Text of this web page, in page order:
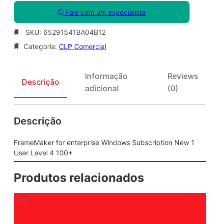
Fale com um especialista
SKU: 65291541BA04B12
Categoria: CLP Comercial
Descrição
Informação
adicional
Reviews
(0)
Descrição
FrameMaker for enterprise Windows Subscription New 1
User Level 4 100+
Produtos relacionados